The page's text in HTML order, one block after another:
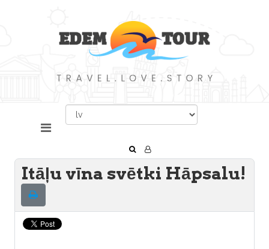
Itāļu vīna svētki Hāpsalu!